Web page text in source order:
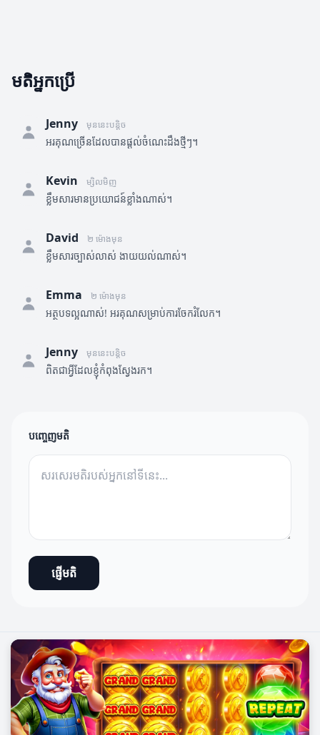
មតិអ្នកប្រើ
Jenny មុននេះបន្តិច
អរគុណច្រើនដែលបានផ្តល់ចំណេះដឹងថ្មីៗ។
Kevin ម្សិលមិញ
ខ្លឹមសារមានប្រយោជន៍ខ្លាំងណាស់។
David ២ ម៉ោងមុន
ខ្លឹមសារច្បាស់លាស់ ងាយយល់ណាស់។
Emma ២ ម៉ោងមុន
អត្ថបទល្អណាស់! អរគុណសម្រាប់ការចែករំលែក។
Jenny មុននេះបន្តិច
ពិតជាអ្វីដែលខ្ញុំកំពុងស្វែងរក។
បញ្ចេញមតិ
ផ្ញើមតិ